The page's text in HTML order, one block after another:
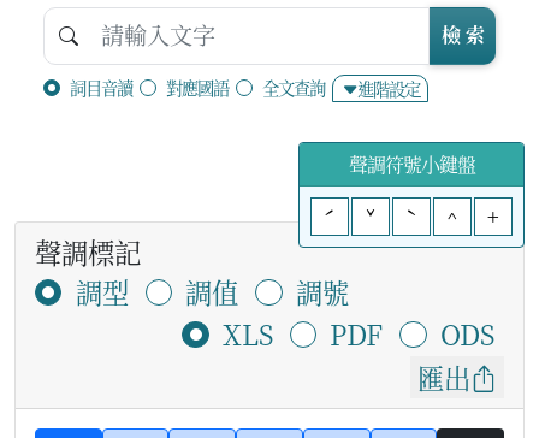
詞目音讀 對應國語 全文查詢 進階設定
檢 索
聲調符號小鍵盤
ˊ
ˇ ˋ ^ +
聲調標記
調型
調值
調號
XLS
PDF
ODS
匯出